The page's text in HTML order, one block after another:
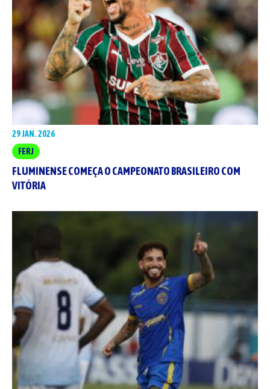
29 JAN. 2026
FERJ
FLUMINENSE COMEÇA O CAMPEONATO BRASILEIRO COM
VITÓRIA